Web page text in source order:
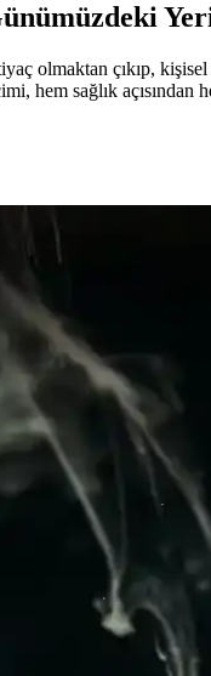
olmaktan çıkıp, kişisel
hem sağlık
Desenli Kış İçin
ve şık ekose
ile Yaz
çeşitli modeller ve
ve Konforu Bir
desteğiyle rahatlık ve
Şık Ev Giyim
bir arada sunar.
Yansıtan
konforu bir arada